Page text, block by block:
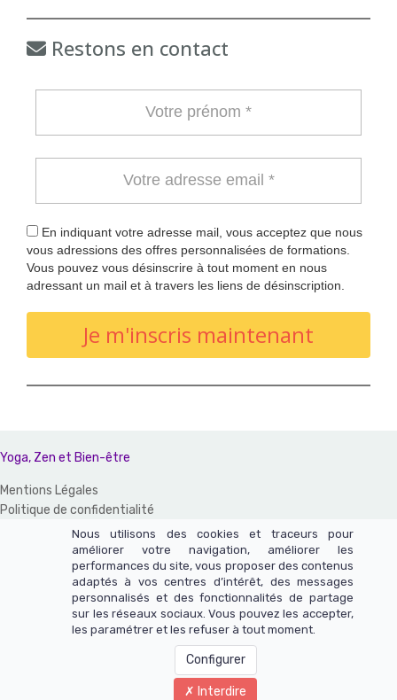
Restons en contact
En indiquant votre adresse mail, vous acceptez que nous
vous adressions des offres personnalisées de formations.
Vous pouvez vous désinscrire à tout moment en nous
adressant un mail et à travers les liens de désinscription.
Je m'inscris maintenant
Yoga, Zen et Bien-être
Mentions Légales
Politique de confidentialité
Un site réalisé avec LearnyBox
Ce site n'appartient pas à Meta et n'est pas affilié à Meta Platforms,
Inc.
Le contenu de ce site web et de ces pages n'a pas été vérifié par
Meta - Meta est une marque déposée de Meta Platforms, Inc.
Nous utilisons des cookies et traceurs pour
améliorer votre navigation, améliorer les
performances du site, vous proposer des contenus
adaptés à vos centres d’intérêt, des messages
personnalisés et des fonctionnalités de partage
sur les réseaux sociaux. Vous pouvez les accepter,
les paramétrer et les refuser à tout moment.
Configurer
Interdire